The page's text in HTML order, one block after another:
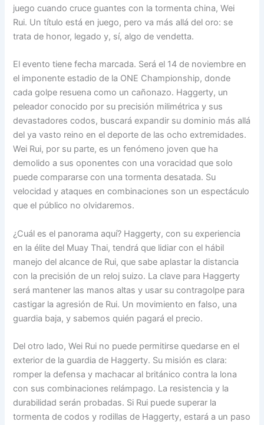
juego cuando cruce guantes con la tormenta china, Wei
Rui. Un título está en juego, pero va más allá del oro: se
trata de honor, legado y, sí, algo de vendetta.
El evento tiene fecha marcada. Será el 14 de noviembre en
el imponente estadio de la ONE Championship, donde
cada golpe resuena como un cañonazo. Haggerty, un
peleador conocido por su precisión milimétrica y sus
devastadores codos, buscará expandir su dominio más allá
del ya vasto reino en el deporte de las ocho extremidades.
Wei Rui, por su parte, es un fenómeno joven que ha
demolido a sus oponentes con una voracidad que solo
puede compararse con una tormenta desatada. Su
velocidad y ataques en combinaciones son un espectáculo
que el público no olvidaremos.
¿Cuál es el panorama aquí? Haggerty, con su experiencia
en la élite del Muay Thai, tendrá que lidiar con el hábil
manejo del alcance de Rui, que sabe aplastar la distancia
con la precisión de un reloj suizo. La clave para Haggerty
será mantener las manos altas y usar su contragolpe para
castigar la agresión de Rui. Un movimiento en falso, una
guardia baja, y sabemos quién pagará el precio.
Del otro lado, Wei Rui no puede permitirse quedarse en el
exterior de la guardia de Haggerty. Su misión es clara:
romper la defensa y machacar al británico contra la lona
con sus combinaciones relámpago. La resistencia y la
durabilidad serán probadas. Si Rui puede superar la
tormenta de codos y rodillas de Haggerty, estará a un paso